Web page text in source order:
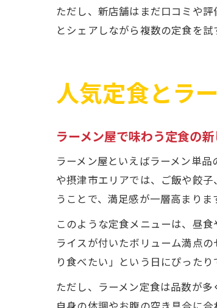
ただし、新店舗はまだ口コミや
とシェアしながら複数の定食を試
人気定食とラ
ラーメン屋で味わう定食の
ラーメン屋といえばラーメン単
や摂津市エリアでは、ご飯や餃
うことで、満足感が一層高まりま
このような定食メニューは、昼
ライスが付いたボリューム満点
り食べたい」という日にぴったり
ただし、ラーメン定食は品数が